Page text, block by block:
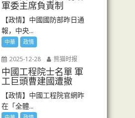
軍委主席負責制
【政情】中國國防部昨日通
報，中央...
中華 政情
2025-12-28 熊猫时报
中國工程院士名單 軍
工巨頭曹建國遭撤
【政情】中國工程院官網昨
在「全體...